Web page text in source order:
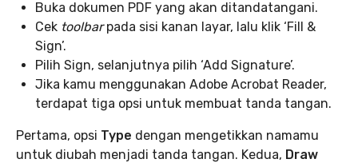
Buka dokumen PDF yang akan ditandatangani.
Cek toolbarpada sisi kanan layar, lalu klik ‘Fill &
Sign’.
Pilih Sign, selanjutnya pilih ‘Add Signature’.
Jika kamu menggunakan Adobe Acrobat Reader,
terdapat tiga opsi untuk membuat tanda tangan.
Pertama, opsi Type dengan mengetikkan namamu
untuk diubah menjadi tanda tangan. Kedua, Draw